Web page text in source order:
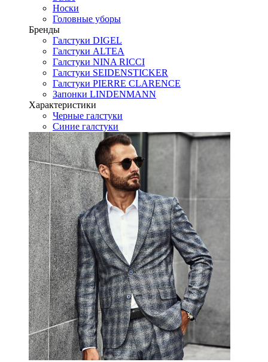
Носки
Головные уборы
Бренды
Галстуки DIGEL
Галстуки ALTEA
Галстуки NINA RICCI
Галстуки SEIDENSTICKER
Галстуки PIERRE CLARENCE
Запонки LINDENMANN
Характеристики
Черные галстуки
Синие галстуки